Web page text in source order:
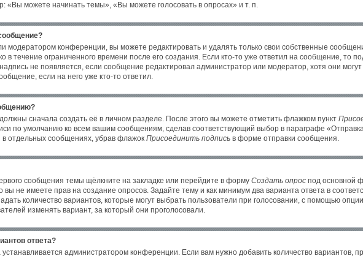
можете начинать темы», «Вы можете голосовать в опросах» и т. п.
модератором конференции, вы можете редактировать и удалять только свои собственные
в течение ограниченного времени после его создания. Если кто-то уже ответил на сообщение, то
не появляется, если сообщение редактировал администратор или модератор, хотя они
если на него уже кто-то ответил.
сначала создать её в личном разделе. После этого вы можете отметить флажком пункт
по умолчанию ко всем вашим сообщениям, сделав соответствующий выбор в параграфе
отдельных сообщениях, убрав флажок Присоединить подпись в форме отправки сообщения.
сообщения темы щёлкните на закладке или перейдите в форму Создать опрос под основной
не имеете прав на создание опросов. Задайте тему и как минимум два варианта ответа в
количество вариантов, которые могут выбрать пользователи при голосовании, с помощью
изменять вариант, за который они проголосовали.
ответа?
устанавливается администратором конференции. Если вам нужно добавить количество